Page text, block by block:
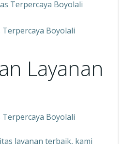
Terpercaya Boyolali
Layanan
Terpercaya Boyolali
layanan terbaik, kami